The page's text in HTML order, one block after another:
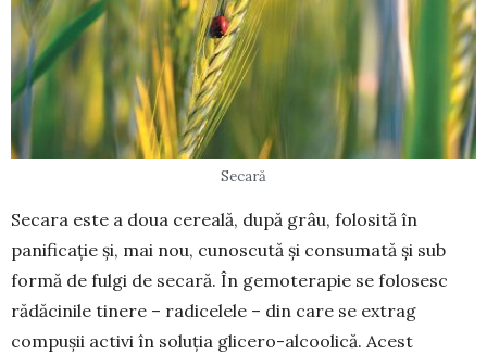
Secară
Secara este a doua cereală, după grâu, folosită în
panificație și, mai nou, cunoscută și consumată și sub
formă de fulgi de secară. În gemoterapie se folosesc
rădăcinile tinere – radicelele – din care se extrag
compușii activi în soluția glicero-al­coolică. Acest